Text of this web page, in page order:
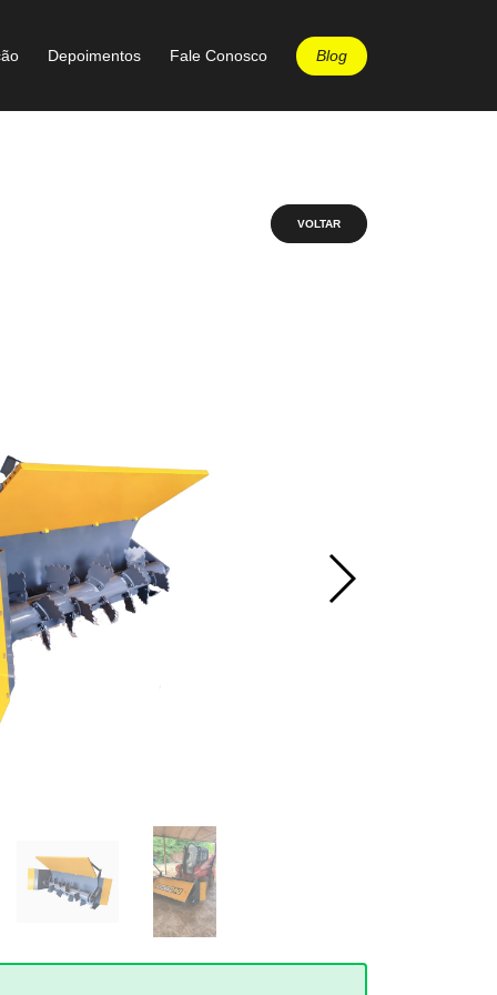
Depoimentos Fale Conosco Blog
VOLTAR